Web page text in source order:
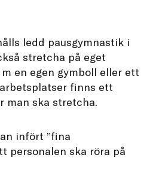
ledd pausgymnastik i
stretcha på eget
en egen gymboll eller ett
finns ett
man ska stretcha.
infört ”fina
personalen ska röra på